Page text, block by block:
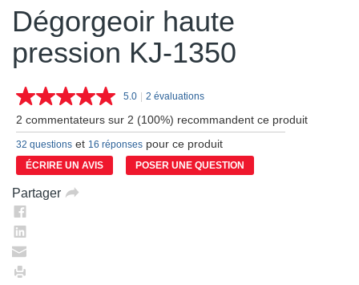
Dégorgeoir haute
pression KJ-1350
5.0 Lire
les
2
commentaires.
Lien
vers
la
| 2 évaluations
2 commentateurs sur 2 (100%) recommandent ce produit
32 questions et 16 réponses pour ce produit
ÉCRIRE UN AVIS POSER UNE QUESTION
Partager